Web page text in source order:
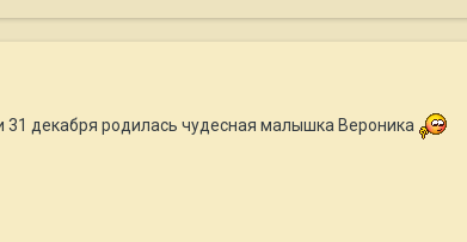
декабря родилась чудесная малышка Вероника